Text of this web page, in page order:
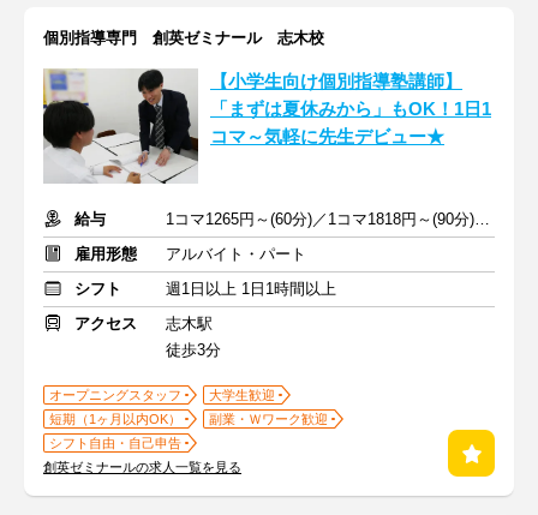
個別指導専門 創英ゼミナール 志木校
【小学生向け個別指導塾講師】
「まずは夏休みから」もOK！1日1
コマ～気軽に先生デビュー★
給与
1コマ1265円～(60分)／1コマ1818円～(90分) ※準備報告手当込み
雇用形態
アルバイト・パート
シフト
週1日以上 1日1時間以上
アクセス
志木駅
徒歩3分
オープニングスタッフ
大学生歓迎
短期（1ヶ月以内OK）
副業・Ｗワーク歓迎
シフト自由・自己申告
創英ゼミナールの求人一覧を見る